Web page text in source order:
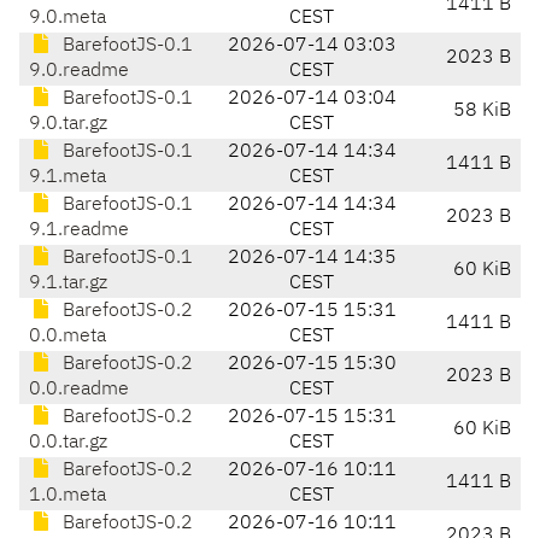
9.0.meta
CEST
1411 B
BarefootJS-0.1
9.0.readme
2026-07-14 03:03
CEST
2023 B
BarefootJS-0.1
9.0.tar.gz
2026-07-14 03:04
CEST
58 KiB
BarefootJS-0.1
9.1.meta
2026-07-14 14:34
CEST
1411 B
BarefootJS-0.1
9.1.readme
2026-07-14 14:34
CEST
2023 B
BarefootJS-0.1
9.1.tar.gz
2026-07-14 14:35
CEST
60 KiB
BarefootJS-0.2
0.0.meta
2026-07-15 15:31
CEST
1411 B
BarefootJS-0.2
0.0.readme
2026-07-15 15:30
CEST
2023 B
BarefootJS-0.2
0.0.tar.gz
2026-07-15 15:31
CEST
60 KiB
BarefootJS-0.2
1.0.meta
2026-07-16 10:11
CEST
1411 B
BarefootJS-0.2
2026-07-16 10:11